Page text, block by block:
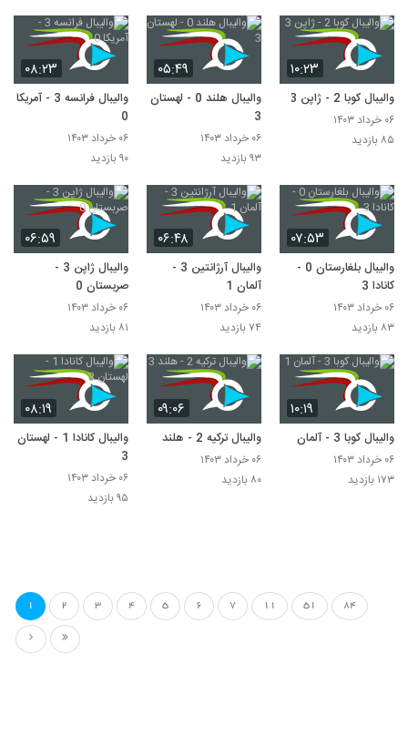
۱۰:۲۳
والیبال کوبا 2 - ژاپن 3
۰۶ خرداد ۱۴۰۳
۸۵ بازدید
۰۵:۴۹
والیبال هلند 0 - لهستان
3
۰۶ خرداد ۱۴۰۳
۹۳ بازدید
۰۸:۲۳
والیبال فرانسه 3 - آمریکا
0
۰۶ خرداد ۱۴۰۳
۹۰ بازدید
۰۷:۵۳
والیبال بلغارستان 0 -
کانادا 3
۰۶ خرداد ۱۴۰۳
۸۳ بازدید
۰۶:۴۸
والیبال آرژانتین 3 -
آلمان 1
۰۶ خرداد ۱۴۰۳
۷۴ بازدید
۰۶:۵۹
والیبال ژاپن 3 -
صربستان 0
۰۶ خرداد ۱۴۰۳
۸۱ بازدید
۱۰:۱۹
والیبال کوبا 3 - آلمان 1
۰۶ خرداد ۱۴۰۳
۱۷۳ بازدید
۰۹:۰۶
والیبال ترکیه 2 - هلند 3
۰۶ خرداد ۱۴۰۳
۸۰ بازدید
۰۸:۱۹
والیبال کانادا 1 - لهستان
3
۰۶ خرداد ۱۴۰۳
۹۵ بازدید
1 2 3 4 5 6 7 11 51 84